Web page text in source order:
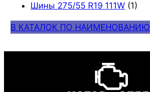
Шины 275/55 R19 111W (1)
В КАТАЛОК ПО НАИМЕНОВАНИЮ